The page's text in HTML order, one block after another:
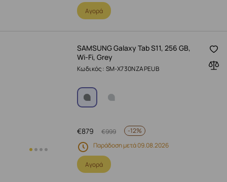
Αγορά
SAMSUNG Galaxy Tab S11, 256 GB,
Wi-Fi, Grey
Κωδικός: SM-X730NZAPEUB
879
€ 999
€ -12%
Παράδοση μετά 09.08.2026
Αγορά